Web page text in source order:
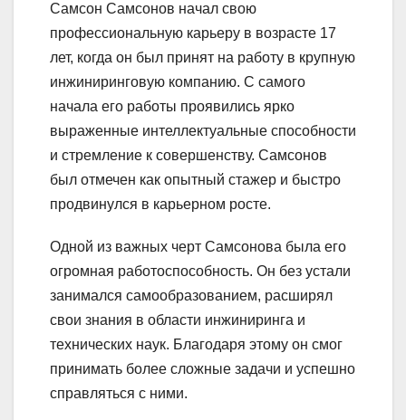
Самсон Самсонов начал свою
профессиональную карьеру в возрасте 17
лет, когда он был принят на работу в крупную
инжиниринговую компанию. С самого
начала его работы проявились ярко
выраженные интеллектуальные способности
и стремление к совершенству. Самсонов
был отмечен как опытный стажер и быстро
продвинулся в карьерном росте.
Одной из важных черт Самсонова была его
огромная работоспособность. Он без устали
занимался самообразованием, расширял
свои знания в области инжиниринга и
технических наук. Благодаря этому он смог
принимать более сложные задачи и успешно
справляться с ними.